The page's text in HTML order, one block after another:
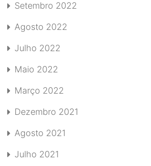
Setembro 2022
Agosto 2022
Julho 2022
Maio 2022
Março 2022
Dezembro 2021
Agosto 2021
Julho 2021